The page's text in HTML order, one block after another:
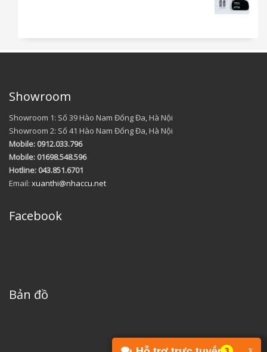
Showroom
Showroom 1: Số 39 Hào Nam Đống Đa, Hà Nội
Showroom 2: Số 41 Hào Nam Đống Đa, Hà Nội
Mobile: 0912.033.796
Mobile: 01698.548.596
Hotline: 043.851.6701
Email: xuanthi@nhaccu.net
Facebook
Bản đồ
x